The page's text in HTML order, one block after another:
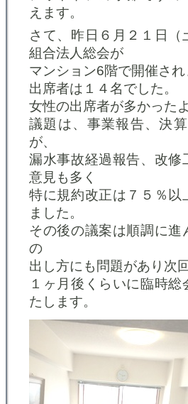
えます。
さて、昨日６月２１日
組合法人総会が
マンション6階で開催さ
出席者は１４名でした。
女性の出席者が多かった
議題は、事業報告、決
が、
漏水事故経過報告、改
意見も多く
特に規約改正は７５％
ました。
その後の議案は順調に
の
出し方にも問題があり次
１ヶ月後くらいに臨時
たします。